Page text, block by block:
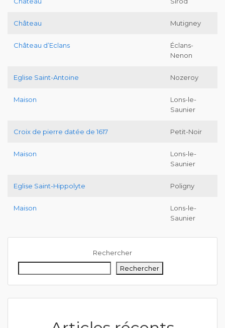
Château Mutigney
Château d’Eclans
Éclans-
Nenon
Eglise Saint-Antoine Nozeroy
Maison
Lons-le-
Saunier
Croix de pierre datée de 1617 Petit-Noir
Maison
Lons-le-
Saunier
Eglise Saint-Hippolyte Poligny
Maison
Lons-le-
Saunier
Rechercher
Rechercher